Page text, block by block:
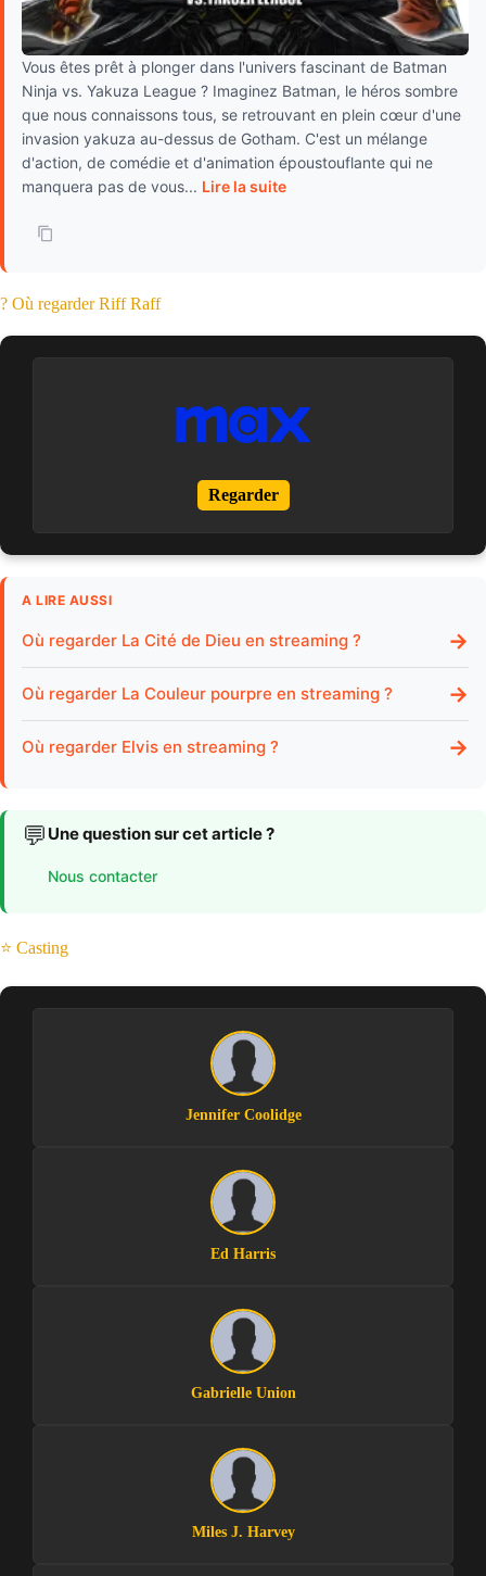
Vous êtes prêt à plonger dans l'univers fascinant de Batman
Ninja vs. Yakuza League ? Imaginez Batman, le héros sombre
que nous connaissons tous, se retrouvant en plein cœur d'une
invasion yakuza au-dessus de Gotham. C'est un mélange
d'action, de comédie et d'animation époustouflante qui ne
manquera pas de vous... Lire la suite
? Où regarder Riff Raff
Regarder
A LIRE AUSSI
Où regarder La Cité de Dieu en streaming ? →
Où regarder La Couleur pourpre en streaming ? →
Où regarder Elvis en streaming ? →
💬 Une question sur cet article ?
Nous contacter
⭐ Casting
Jennifer Coolidge
Ed Harris
Gabrielle Union
Miles J. Harvey